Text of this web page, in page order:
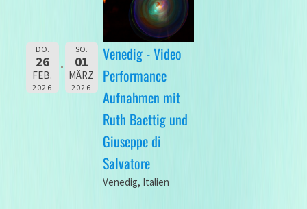
DO.
26
FEB.
2026
SO.
01
MÄRZ
2026
Venedig - Video
Performance
Aufnahmen mit
Ruth Baettig und
Giuseppe di
Salvatore
Venedig, Italien